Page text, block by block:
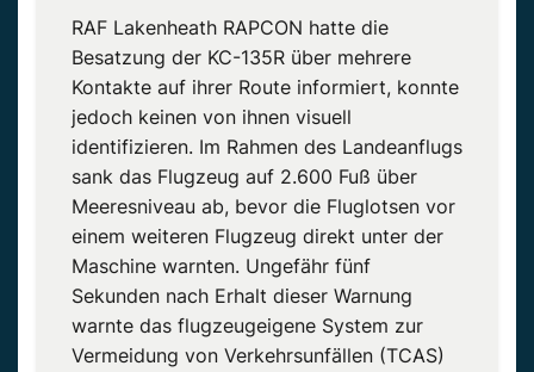
RAF Lakenheath RAPCON hatte die
Besatzung der KC-135R über mehrere
Kontakte auf ihrer Route informiert, konnte
jedoch keinen von ihnen visuell
identifizieren. Im Rahmen des Landeanflugs
sank das Flugzeug auf 2.600 Fuß über
Meeresniveau ab, bevor die Fluglotsen vor
einem weiteren Flugzeug direkt unter der
Maschine warnten. Ungefähr fünf
Sekunden nach Erhalt dieser Warnung
warnte das flugzeugeigene System zur
Vermeidung von Verkehrsunfällen (TCAS)